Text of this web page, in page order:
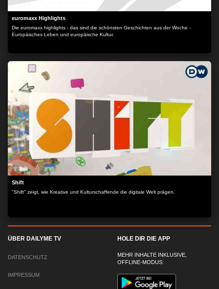
euromaxx Highlights
Die euromaxx highlights - das sind die schönsten Geschichten aus der Woche -
Europäisches Leben und europäische Kultur.
Shift
"Shift" zeigt, wie Kreative und Kulturschaffende die digitale Welt prägen.
ÜBER DAILYME TV
DATENSCHUTZ
IMPRESSUM
HOLE DIR DIE APP
MEHR INHALTE INKLUSIVE,
OFFLINE-MODUS: